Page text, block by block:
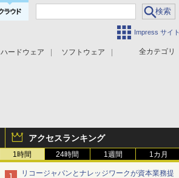
Impress サイト
全カテゴリ
ハードウェア
ソフトウェア
アクセスランキング
1時間 24時間 1週間 1カ月
リコージャパンとナレッジワークが資本業務提